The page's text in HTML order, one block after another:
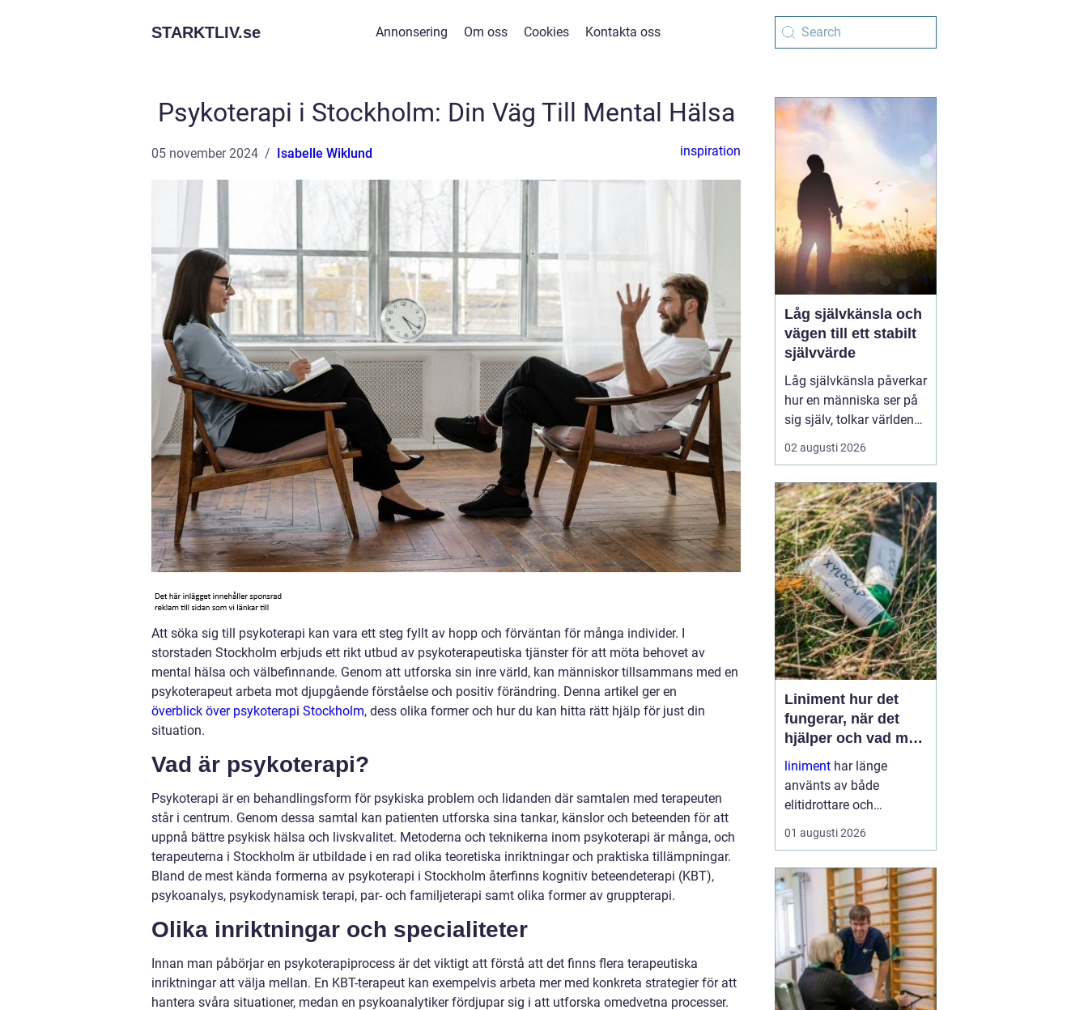
STARKTLIV.se Annonsering Om oss Cookies Kontakta oss
Psykoterapi i Stockholm: Din Väg Till Mental Hälsa
05 november 2024 Isabelle Wiklund inspiration
Att söka sig till psykoterapi kan vara ett steg fyllt av hopp och förväntan för många individer. I
storstaden Stockholm erbjuds ett rikt utbud av psykoterapeutiska tjänster för att möta behovet av
mental hälsa och välbefinnande. Genom att utforska sin inre värld, kan människor tillsammans med en
psykoterapeut arbeta mot djupgående förståelse och positiv förändring. Denna artikel ger en
överblick över psykoterapi Stockholm, dess olika former och hur du kan hitta rätt hjälp för just din
situation.
Vad är psykoterapi?
Psykoterapi är en behandlingsform för psykiska problem och lidanden där samtalen med terapeuten
står i centrum. Genom dessa samtal kan patienten utforska sina tankar, känslor och beteenden för att
uppnå bättre psykisk hälsa och livskvalitet. Metoderna och teknikerna inom psykoterapi är många, och
terapeuterna i Stockholm är utbildade i en rad olika teoretiska inriktningar och praktiska tillämpningar.
Bland de mest kända formerna av psykoterapi i Stockholm återfinns kognitiv beteendeterapi (KBT),
psykoanalys, psykodynamisk terapi, par- och familjeterapi samt olika former av gruppterapi.
Olika inriktningar och specialiteter
Innan man påbörjar en psykoterapiprocess är det viktigt att förstå att det finns flera terapeutiska
inriktningar att välja mellan. En KBT-terapeut kan exempelvis arbeta mer med konkreta strategier för att
hantera svåra situationer, medan en psykoanalytiker fördjupar sig i att utforska omedvetna processer.
Låg självkänsla och
vägen till ett stabilt
självvärde
Låg självkänsla påverkar
hur en människa ser på
sig själv, tolkar världen
och tar beslut i
vardagen. Många lever
att aldrig vara riktigt
tillräckliga, även om allt
...
02 augusti 2026
Liniment hur det
fungerar, när det
hjälper och vad man
ska tänka på
liniment har länge
använts av både
elitidrottare och
vardagsmotionärer för
att lindra stelhet, värk
finns moderna, mer
skonsamma produkter
som kombinerar klassisk
funktion med ny
forskning. ...
01 augusti 2026